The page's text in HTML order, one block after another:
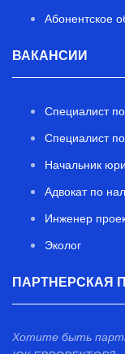
Абонентское
ВАКАНСИИ
Специалист
Специалист
Начальник
Адвокат по
Инженер
Эколог
ПАРТНЕРСКАЯ
Хотите быть